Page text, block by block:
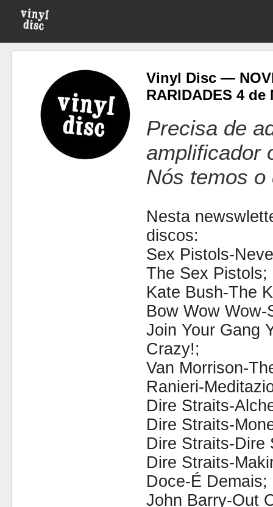
Vinyl Disc —
RARIDADES 4
Precisa de
amplificador
Nós temos o
Nesta
discos:
Sex Pistols-
The Sex Pistols;
Kate Bush-The
Bow Wow
Join Your Gang
Crazy!;
Van Morrison-
Ranieri-
Dire Straits-
Dire Straits-
Dire Straits-Dire
Dire Straits-
Doce-É Demais;
John Barry-Out